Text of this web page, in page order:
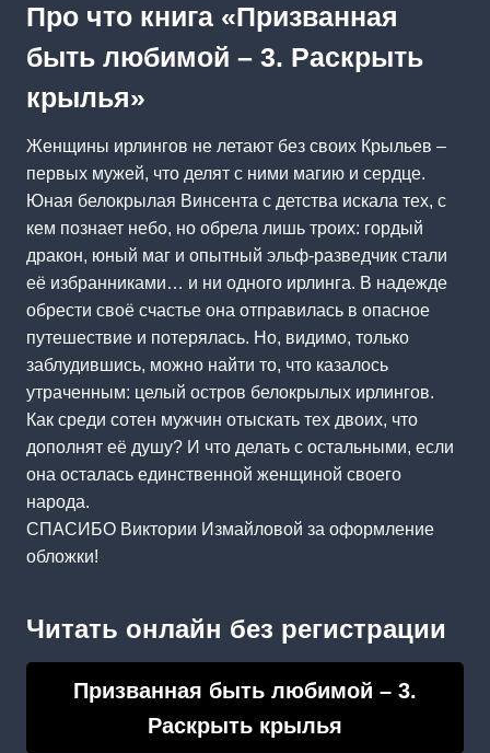
Про что книга «Призванная
быть любимой – 3. Раскрыть
крылья»
Женщины ирлингов не летают без своих Крыльев –
первых мужей, что делят с ними магию и сердце.
Юная белокрылая Винсента с детства искала тех, с
кем познает небо, но обрела лишь троих: гордый
дракон, юный маг и опытный эльф-разведчик стали
её избранниками… и ни одного ирлинга. В надежде
обрести своё счастье она отправилась в опасное
путешествие и потерялась. Но, видимо, только
заблудившись, можно найти то, что казалось
утраченным: целый остров белокрылых ирлингов.
Как среди сотен мужчин отыскать тех двоих, что
дополнят её душу? И что делать с остальными, если
она осталась единственной женщиной своего
народа.
СПАСИБО Виктории Измайловой за оформление
обложки!
Читать онлайн без регистрации
Призванная быть любимой – 3.
Раскрыть крылья